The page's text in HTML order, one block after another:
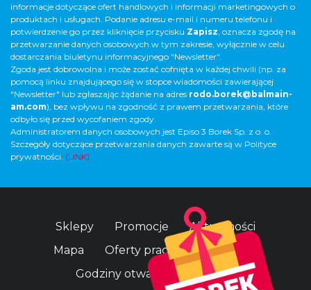
informacje dotyczące ofert handlowych i informacji marketingowych o
produktach i usługach. Podanie adresu e-mail i numeru telefonu i
potwierdzenie go przez kliknięcie przycisku Zapisz , oznacza zgodę na
przetwarzanie danych osobowych w tym zakresie, wyłącznie w celu
dostarczania biuletynu informacyjnego "Newsletter".
Zgoda jest dobrowolna i może zostać cofnięta w każdej chwili (np. za
pomocą linku znajdującego się w stopce wiadomości zawierającej
"Newsletter" lub zgłaszając żądanie na adres rodo.borek@balmain-
am.com), bez wpływu na zgodność z prawem przetwarzania, które
odbyło się przed wycofaniem zgody.
Administratorem danych osobowych jest Episo 3 Borek Sp. z o. o.
Szczegóły dotyczące przetwarzania danych zawarte są w Polityce
prywatności. (LINK)
Sklepy Promocje
Aktualności
Mapa
Oferty pracy
O centrum
Godziny otwarcia
Parking